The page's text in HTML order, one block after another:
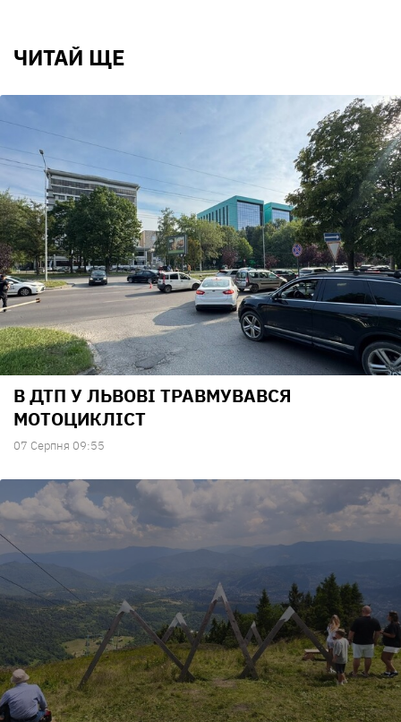
ЧИТАЙ ЩЕ
В ДТП У ЛЬВОВІ ТРАВМУВАВСЯ
МОТОЦИКЛІСТ
07 Серпня 09:55